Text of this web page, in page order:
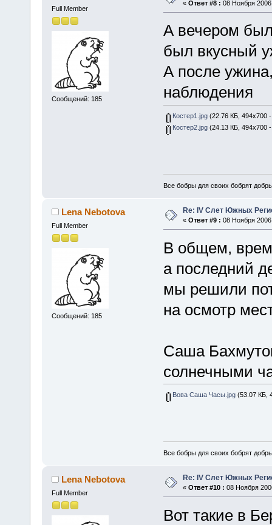
Full Member
Сообщений: 185
« Ответ #8 : 08 Ноября
А вечером
был вкусный
А после
наблюдения
Костер1.jpg(22.76 КБ, 494x700
Костер2.jpg(24.13 КБ, 494x700
Все бобры для своих бобрят
Lena Nebotova
Full Member
Сообщений: 185
Re: IV Слет Южных
« Ответ #9 : 08 Ноября
В общем,
а последний
мы решили
на осмотр
Саша
солнечными
Вова Саша Часы.jpg(53.07 КБ,
Все бобры для своих бобрят
Lena Nebotova
Full Member
Re: IV Слет Южных
« Ответ #10 : 08 Ноября
Вот такие в